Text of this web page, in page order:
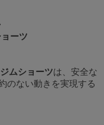
ーツ
ムショーツは、安全な
のない動きを実現する